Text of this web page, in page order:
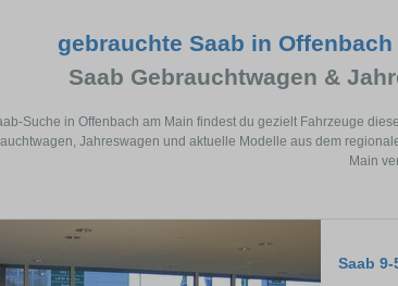
gebrauchte Saab in
Saab Gebrauchtwagen &
Suche in Offenbach am Main findest du gezielt Fahrzeuge
Jahreswagen und aktuelle Modelle aus dem
Main
Saab 9-